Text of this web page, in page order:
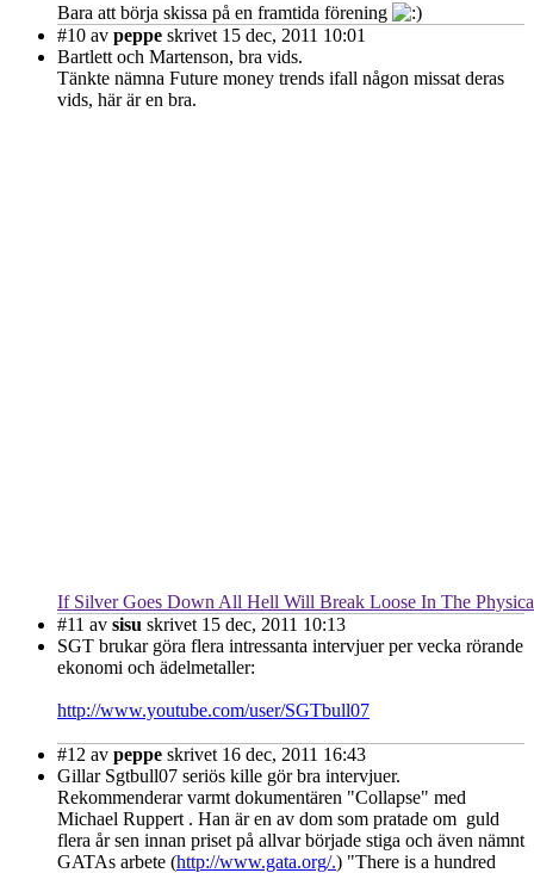
Bara att börja skissa på en framtida förening
#10 av peppe skrivet 15 dec, 2011 10:01
Bartlett och Martenson, bra vids.
Tänkte nämna Future money trends ifall någon missat deras
vids, här är en bra.
If Silver Goes Down All Hell Will Break Loose In The
#11 av sisu skrivet 15 dec, 2011 10:13
SGT brukar göra flera intressanta intervjuer per vecka rörande
ekonomi och ädelmetaller:
http://www.youtube.com/user/SGTbull07
#12 av peppe skrivet 16 dec, 2011 16:43
Gillar Sgtbull07 seriös kille gör bra intervjuer.
Rekommenderar varmt dokumentären "Collapse" med
Michael Ruppert . Han är en av dom som pratade om guld
flera år sen innan priset på allvar började stiga och även nämnt
GATAs arbete (http://www.gata.org/.) "There is a hundred